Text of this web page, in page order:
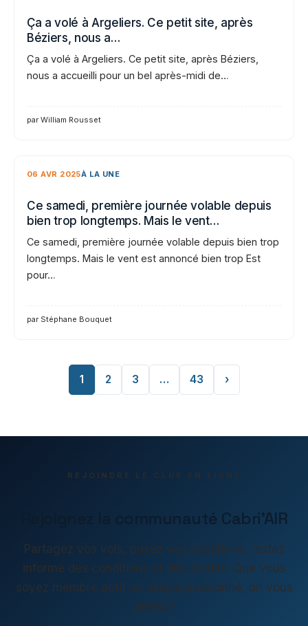
Ça a volé à Argeliers. Ce petit site, après
Béziers, nous a…
Ça a volé à Argeliers. Ce petit site, après Béziers,
nous a accueilli pour un bel après-midi de…
par William Rousset
06 AVR 2025À LA UNE
Ce samedi, première journée volable depuis
bien trop longtemps. Mais le vent…
Ce samedi, première journée volable depuis bien trop
longtemps. Mais le vent est annoncé bien trop Est
pour…
par Stéphane Bouquet
1 2 3 … 43 ›
REJOINDRE LE CLUB EN LIGNE
Rejoignez la communauté Cabri'AIR
Partagez vos vols, posez vos questions, restez
informé des conditions et des sorties. Que vous
soyez membre actif ou simple passionné, on vous
attend !